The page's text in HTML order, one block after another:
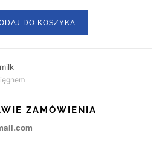
DO KOSZYKA
ZAMÓWIENIA